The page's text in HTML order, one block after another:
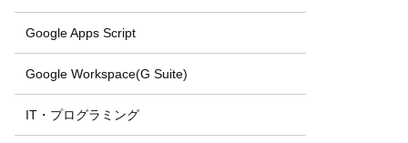
Google Apps Script
Google Workspace(G Suite)
IT・プログラミング